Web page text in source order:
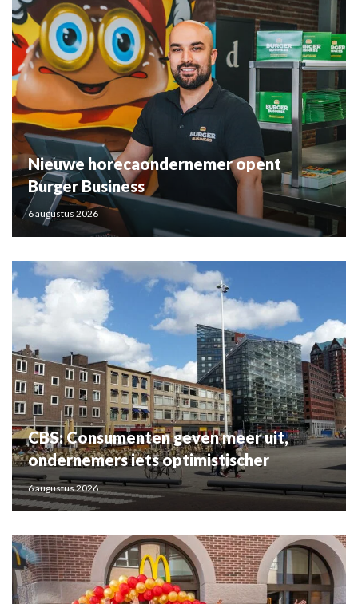
Nieuwe horecaondernemer opent
Burger Business
6 augustus 2026
CBS: Consumenten geven meer uit,
ondernemers iets optimistischer
6 augustus 2026